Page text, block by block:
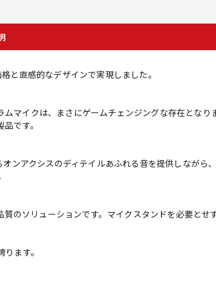
直感的なデザインで実現しました。
マイクは、まさにゲームチェンジングな存在となり
です。
ンアクシスのディテイルあふれる音を提供しながら
のソリューションです。マイクスタンドを必要とせ
ます。